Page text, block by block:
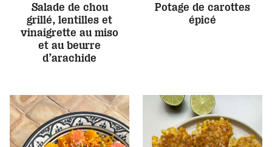
Salade de chou
grillé, lentilles et
vinaigrette au miso
et au beurre
d’arachide
Potage de carottes
épicé